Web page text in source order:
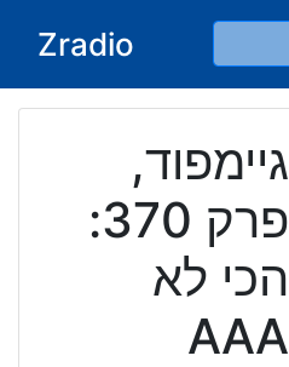
Zradio
גיימפוד,
פרק 370:
הכי לא
AAA